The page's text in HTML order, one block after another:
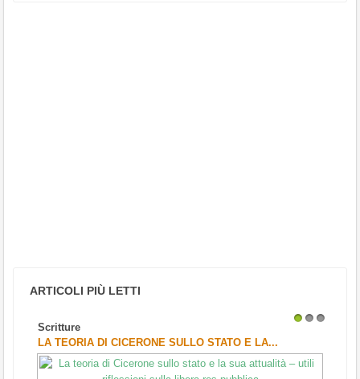
ARTICOLI PIÙ LETTI
Scritture
LA TEORIA DI CICERONE SULLO STATO E LA...